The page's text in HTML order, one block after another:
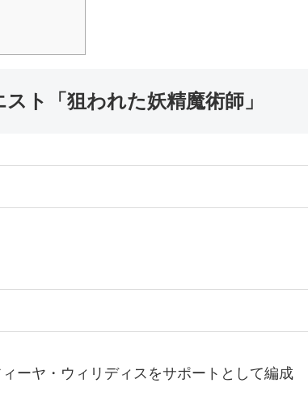
ト「狙われた妖精魔術師」
ーヤ・ウィリディスをサポートとして編成